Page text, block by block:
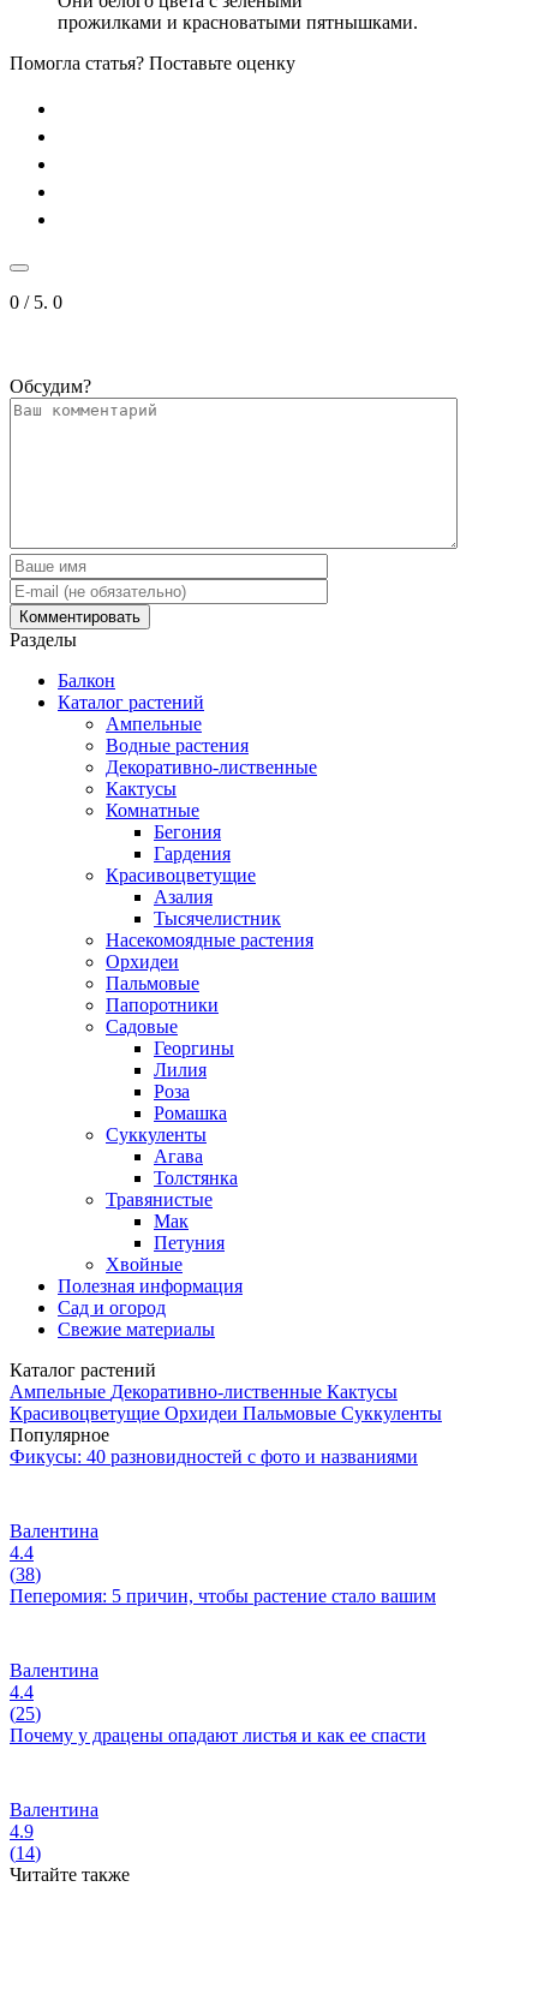
прожилками и красноватыми пятнышками.
Помогла статья? Поставьте оценку
0 / 5. 0
Обсудим?
Разделы
Балкон
Каталог растений
Ампельные
Водные растения
Декоративно-лиственные
Кактусы
Комнатные
Бегония
Гардения
Красивоцветущие
Азалия
Тысячелистник
Насекомоядные растения
Орхидеи
Пальмовые
Папоротники
Садовые
Георгины
Лилия
Роза
Ромашка
Суккуленты
Агава
Толстянка
Травянистые
Мак
Петуния
Хвойные
Полезная информация
Сад и огород
Свежие материалы
Каталог растений
Ампельные Декоративно-лиственные Кактусы
Красивоцветущие Орхидеи Пальмовые Суккуленты
Популярное
Фикусы: 40 разновидностей с фото и названиями
Валентина
4.4
(38)
Пеперомия: 5 причин, чтобы растение стало вашим
Валентина
4.4
(25)
Почему у драцены опадают листья и как ее спасти
Валентина
4.9
(14)
Читайте также